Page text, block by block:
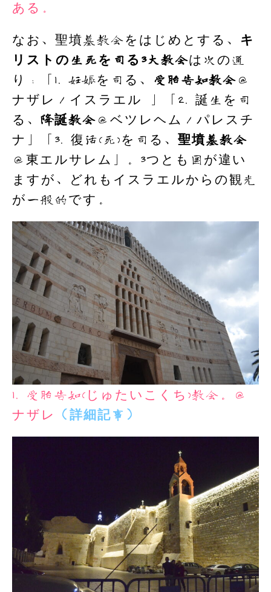
ある。
なお、聖墳墓教会をはじめとする、 キ
リストの生死を司る3大教会は次の通
り：「1. 妊娠を司る、 受胎告知教会 ＠
ナザレ／イスラエル 」「2. 誕生を司
る、 降誕教会 ＠ベツレヘム／パレスチ
ナ」「3. 復活(死)を司る、 聖墳墓教会
＠東エルサレム」。3つとも国が違い
ますが、どれもイスラエルからの観光
が一般的です。
1. 受胎告知(じゅたいこくち)教会。＠
ナザレ
（詳細記事）